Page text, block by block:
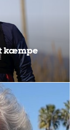
kæmpe